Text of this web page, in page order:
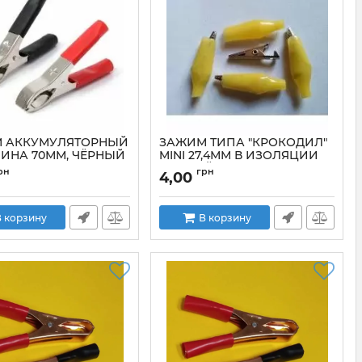
70ММ, ЧЁРНЫЙ
00004BK
корзину
ЗАЖИМ ТИПА "КРОКОДИЛ"
MINI 27,4ММ В ИЗОЛЯЦИИ
ЖЕЛТЫЙ
Артикул:
MINI27,4ММВИЗОЛЯЦИИЖЕЛТЫЙ
4,00 грн
В корзину